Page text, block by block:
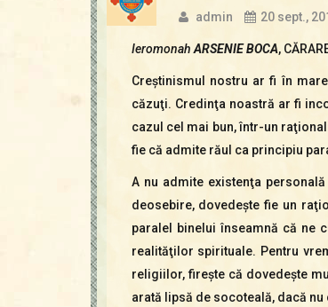
admin 20 sept.,
Ieromonah ARSENIE BOCA,
Creştinismul nostru ar fi în
căzuţi. Credinţa noastră ar fi
cazul cel mai bun, într-un
fie că admite răul ca principiu
A nu admite existenţa
deosebire, dovedeşte fie un
paralel binelui înseamnă că ne
realităţilor spirituale. Pentru
religiilor, fireşte că dovedeşte
arată lipsă de socoteală, dacă